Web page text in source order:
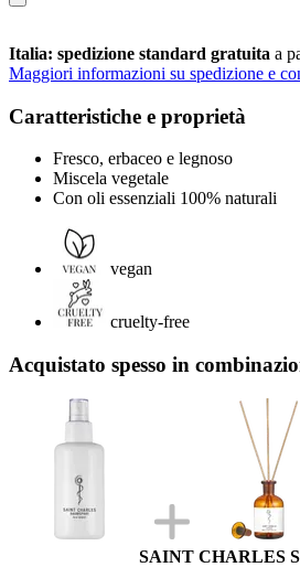
Italia: spedizione standard gratuita a
Maggiori informazioni su spedizione e
Caratteristiche e proprietà
Fresco, erbaceo e legnoso
Miscela vegetale
Con oli essenziali 100% naturali
vegan
cruelty-free
Acquistato spesso in
SAINT CHARLES